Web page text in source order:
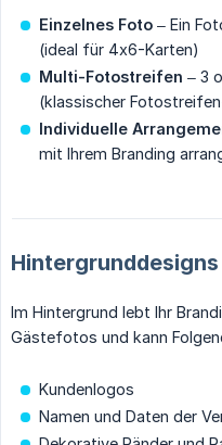
Einzelnes Foto – Ein
(ideal für 4x6-Karten)
Multi-Fotostreifen – 3
(klassischer
Individuelle
mit Ihrem Branding
Hintergrunddesigns
Im Hintergrund lebt Ihr
Gästefotos und kann
Kundenlogos
Namen und Daten der